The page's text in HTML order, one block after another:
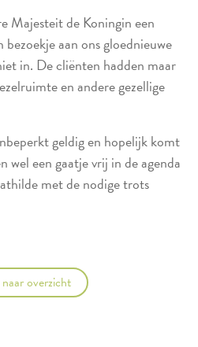
Majesteit de Koningin een
aan ons gloednieuwe
in. De cliënten hadden maar
en andere gezellige
geldig en hopelijk komt
wel een gaatje vrij in de agenda
met de nodige trots
overzicht